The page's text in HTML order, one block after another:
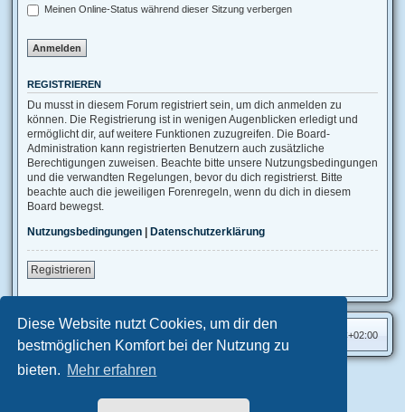
Diese Website nutzt Cookies, um dir den
bestmöglichen Komfort bei der Nutzung zu
bieten. Mehr erfahren
Meinen Online-Status während dieser Sitzung verbergen
REGISTRIEREN
Du musst in diesem Forum registriert sein, um dich anmelden zu
können. Die Registrierung ist in wenigen Augenblicken erledigt und
ermöglicht dir, auf weitere Funktionen zuzugreifen. Die Board-
Administration kann registrierten Benutzern auch zusätzliche
Berechtigungen zuweisen. Beachte bitte unsere Nutzungsbedingungen
und die verwandten Regelungen, bevor du dich registrierst. Bitte
beachte auch die jeweiligen Forenregeln, wenn du dich in diesem
Board bewegst.
Nutzungsbedingungen
Datenschutzerklärung
Registrieren
UTC+02:00
Powered byphpBB® Forum Software © phpBB Limited